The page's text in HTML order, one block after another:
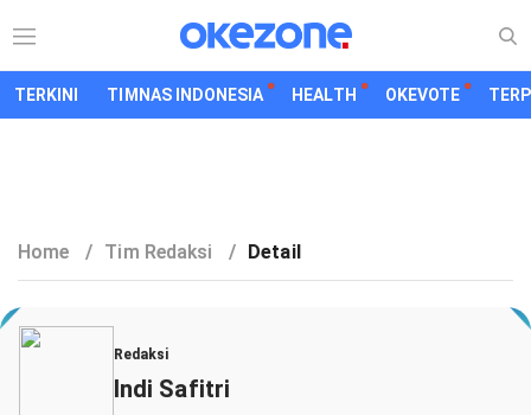
TERKINI TIMNAS INDONESIA HEALTH OKEVOTE
Home / Tim Redaksi / Detail
Redaksi
Indi Safitri